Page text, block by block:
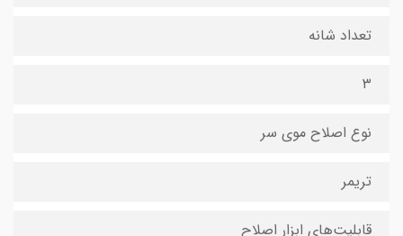
تعداد شانه
۳
نوع اصلاح موی سر
تریمر
قابلیت‌های ابزار اصلاح